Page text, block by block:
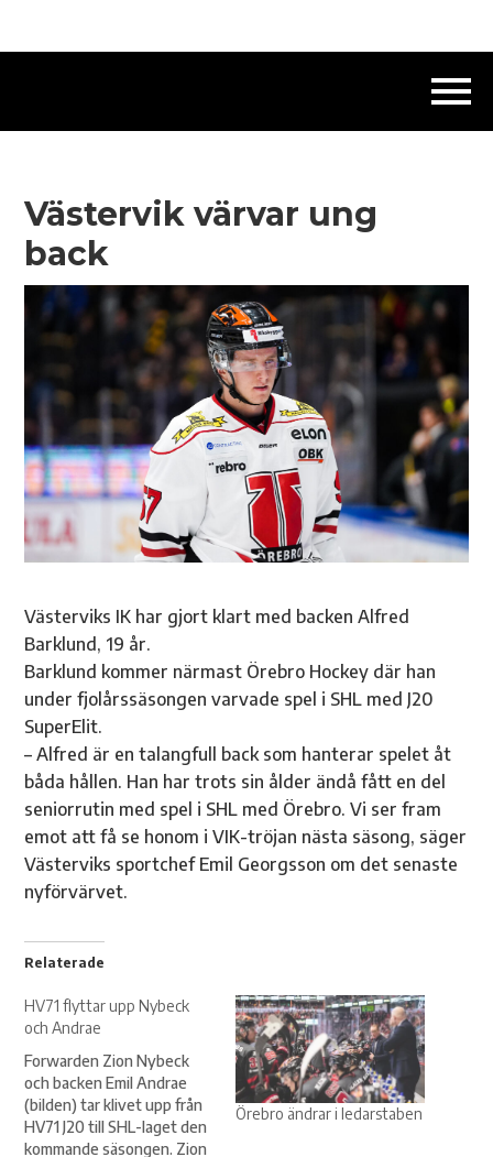
Västervik värvar ung
back
Västerviks IK har gjort klart med backen Alfred
Barklund, 19 år.
Barklund kommer närmast Örebro Hockey där han
under fjolårssäsongen varvade spel i SHL med J20
SuperElit.
– Alfred är en talangfull back som hanterar spelet åt
båda hållen. Han har trots sin ålder ändå fått en del
seniorrutin med spel i SHL med Örebro. Vi ser fram
emot att få se honom i VIK-tröjan nästa säsong, säger
Västerviks sportchef Emil Georgsson om det senaste
nyförvärvet.
Relaterade
HV71 flyttar upp Nybeck
och Andrae
Forwarden Zion Nybeck
och backen Emil Andrae
(bilden) tar klivet upp från
HV71 J20 till SHL-laget den
kommande säsongen. Zion
Örebro ändrar i ledarstaben